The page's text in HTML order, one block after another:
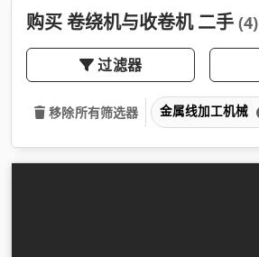
购买 卷绕机与收卷机 二手 (4)
过滤器
移除所有筛选器 金属线加工机械